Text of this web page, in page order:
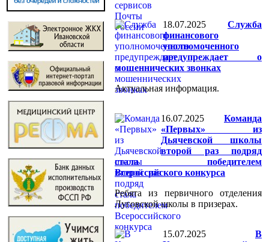
18.07.2025
Служба
финансового
уполномоченного
предупреждает о
мошеннических звонках
Актуальная информация.
16.07.2025
Команда
«Первых» из
Дьячевской школы
второй раз подряд
стала победителем
Всероссийского конкурса
Ребята из первичного отделения
Луговской школы в призерах.
15.07.2025
В